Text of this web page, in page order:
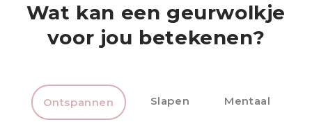
Wat kan een geurwolkje
voor jou betekenen?
Ontspannen Slapen Mentaal